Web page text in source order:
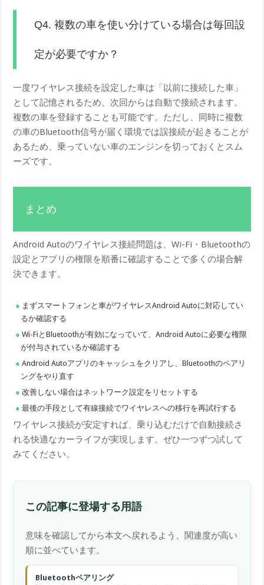
Q4. 複数の車を使い分けている場合は毎回設
定が必要ですか？
一度ワイヤレス接続を設定した車は「以前に接続した車」
として記憶されるため、次回からは自動で接続されます。
複数の車を登録することも可能です。ただし、同時に複数
の車のBluetooth信号が届く環境では誤接続が起きることが
あるため、乗っていない車のエンジンを切っておくとスム
ーズです。
まとめ
Android Autoのワイヤレス接続問題は、Wi-Fi・Bluetoothの
設定とアプリの権限を順番に確認することで多くの場合解
決できます。
まずスマートフォンと車がワイヤレスAndroid Autoに対応してい
るか確認する
Wi-FiとBluetoothが有効になっていて、Android Autoに必要な権限
が付与されているか確認する
Android Autoアプリのキャッシュをクリアし、Bluetoothのペアリ
ングをやり直す
改善しない場合はネットワーク設定をリセットする
最後の手段として有線接続でワイヤレスへの移行を再試行する
ワイヤレス接続が安定すれば、乗り込むだけで自動接続さ
れる快適なカーライフが実現します。ぜひ一つずつ試して
みてください。
この記事に登場する用語
意味を確認してから本文へ戻れるよう、関連度が高い
順に並べています。
Bluetoothペアリング